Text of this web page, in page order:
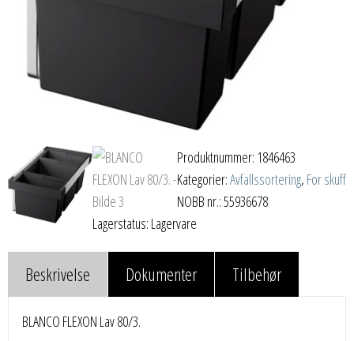
Produktnummer: 1846463
Kategorier:Avfallssortering, For skuff
NOBB nr.: 55936678
Lagerstatus: Lagervare
Beskrivelse Dokumenter Tilbehør
BLANCO FLEXON Lav 80/3.